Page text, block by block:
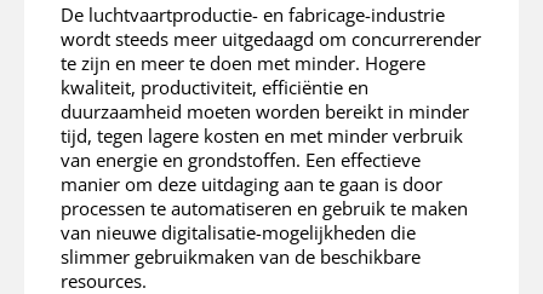
De luchtvaartproductie- en fabricage-industrie
wordt steeds meer uitgedaagd om concurrerender
te zijn en meer te doen met minder. Hogere
kwaliteit, productiviteit, efficiëntie en
duurzaamheid moeten worden bereikt in minder
tijd, tegen lagere kosten en met minder verbruik
van energie en grondstoffen. Een effectieve
manier om deze uitdaging aan te gaan is door
processen te automatiseren en gebruik te maken
van nieuwe digitalisatie-mogelijkheden die
slimmer gebruikmaken van de beschikbare
resources.